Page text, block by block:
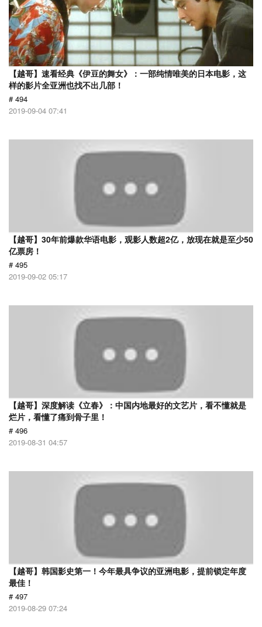
【越哥】速看经典《伊豆的舞女》：一部纯情唯美的日本电影，这
样的影片全亚洲也找不出几部！
# 494
2019-09-04 07:41
【越哥】30年前爆款华语电影，观影人数超2亿，放现在就是至少50
亿票房！
# 495
2019-09-02 05:17
【越哥】深度解读《立春》：中国内地最好的文艺片，看不懂就是
烂片，看懂了痛到骨子里！
# 496
2019-08-31 04:57
【越哥】韩国影史第一！今年最具争议的亚洲电影，提前锁定年度
最佳！
# 497
2019-08-29 07:24